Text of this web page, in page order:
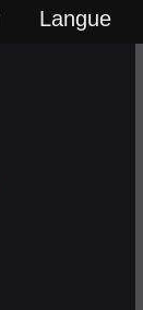
Langue